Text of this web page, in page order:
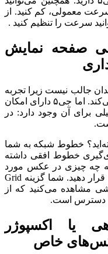
معمولی، کم کنید. از
سرعت را تنظیم کنید .
صفحه نمایش
جالب نیست زیرا تجربه
دیداری عکسبرداری را کمی نا‌مناسب می‌کند. اما جی‌۵ دارای امکان
برای آن وجود دارد: در
خطوط شبکه به شما
خطوط افقی داشته
چه چیزی در عکس مورد
توجه شما است و آن را در مرکز عکس قرار دهید. شما گزینه Grid
مشاهده می‌کنید که از
دسترس است.
یا اکسپوژر